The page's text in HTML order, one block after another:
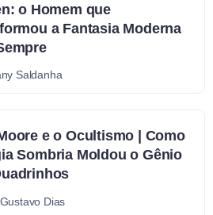
o Homem que
a Fantasia Moderna
Saldanha
e o Ocultismo | Como
Sombria Moldou o Gênio
Dias